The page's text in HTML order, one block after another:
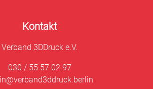
Kontakt
Verband 3DDruck e.V.
030 / 55 57 02 97